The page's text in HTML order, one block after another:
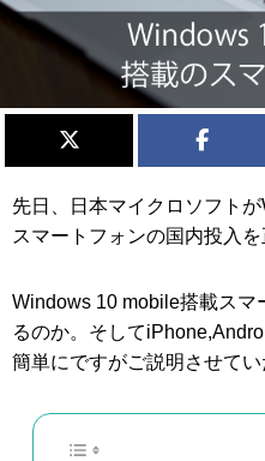
先日、日本マイクロソフト
スマートフォンの国内投入を
Windows 10 mobile搭載スマ
るのか。そして
簡単にですがご説明させてい